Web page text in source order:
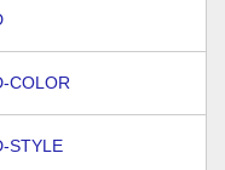
COLOR
STYLE